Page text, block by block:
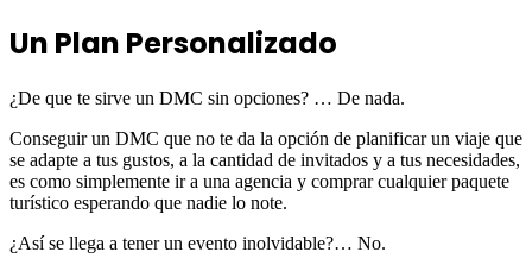
Un Plan Personalizado
¿De que te sirve un DMC sin opciones? … De nada.
Conseguir un DMC que no te da la opción de planificar un viaje que
se adapte a tus gustos, a la cantidad de invitados y a tus necesidades,
es como simplemente ir a una agencia y comprar cualquier paquete
turístico esperando que nadie lo note.
¿Así se llega a tener un evento inolvidable?… No.